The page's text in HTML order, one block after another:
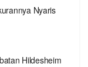
Nyaris
Hildesheim